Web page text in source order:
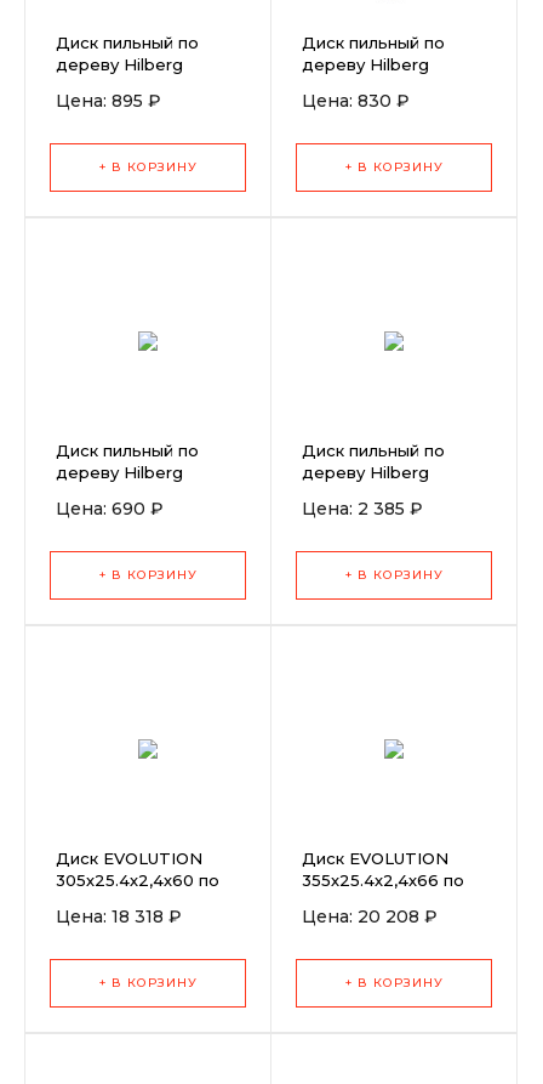
Диск пильный по
дереву Hilberg
Цена: 895 ₽
+ В КОРЗИНУ
Диск пильный по
дереву Hilberg
190x30/20x36T
Цена: 830 ₽
+ В КОРЗИНУ
Диск пильный по
дереву Hilberg
190x30/20x24T
Цена: 690 ₽
+ В КОРЗИНУ
Диск пильный по
дереву Hilberg
255x30x100T
Цена: 2 385 ₽
+ В КОРЗИНУ
Диск EVOLUTION
305х25.4х2,4х60 по
Цена: 18 318 ₽
+ В КОРЗИНУ
Диск EVOLUTION
355х25.4х2,4х66 по
Цена: 20 208 ₽
+ В КОРЗИНУ